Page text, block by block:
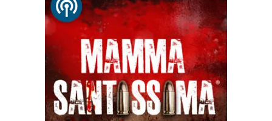
STREAMING
LaC TV
LaC Network